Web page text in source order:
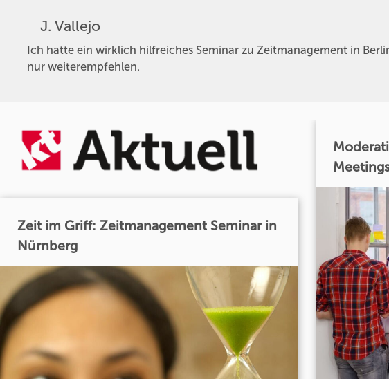
J. Vallejo
Ich hatte ein wirklich hilfreiches Seminar zu Zeitmanagement in
nur weiterempfehlen.
Zeit im Griff: Zeitmanagement Seminar in
Nürnberg